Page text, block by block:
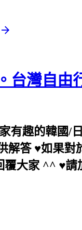
台灣自由
有趣的韓國/
解答 ♥如果
大家 ^^ ♥請